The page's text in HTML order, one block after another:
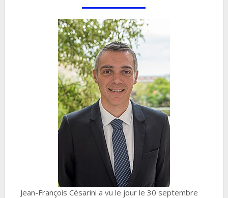
Jean-François Césarini a vu le jour le 30 septembre